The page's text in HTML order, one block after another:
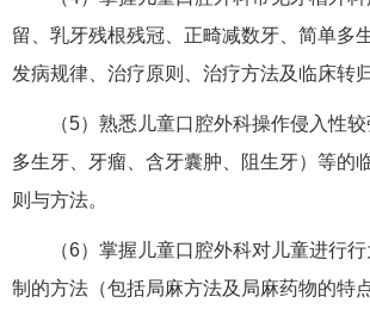
留、乳牙残根残冠、正畸减数牙、简单多
发病规律、治疗原则、治疗方法及临床转归
（5）熟悉儿童口腔外科操作侵入性较
多生牙、牙瘤、含牙囊肿、阻生牙）等的
则与方法。
（6）掌握儿童口腔外科对儿童进行行
制的方法（包括局麻方法及局麻药物的特